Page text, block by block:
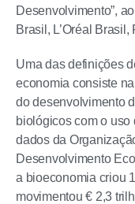
Desenvolvimento”,
Brasil, L’Oréal
Uma das definições
economia consiste
do desenvolvimento
biológicos com o
dados da
Desenvolvimento
a bioeconomia criou
movimentou € 2,3